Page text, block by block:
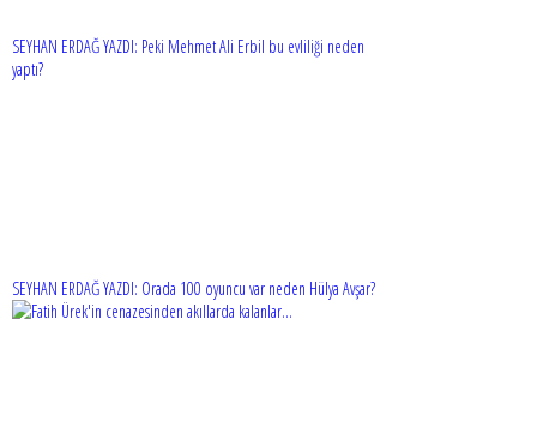
SEYHAN ERDAĞ YAZDI: Peki Mehmet Ali Erbil bu evliliği neden
yaptı?
SEYHAN ERDAĞ YAZDI: Orada 100 oyuncu var neden Hülya Avşar?